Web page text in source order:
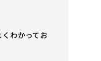
わかってお